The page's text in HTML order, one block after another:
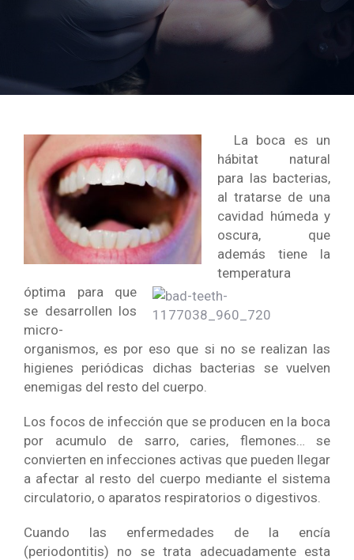
La boca es un
hábitat natural
para las bacterias,
al tratarse de una
cavidad húmeda y
oscura, que
además tiene la
temperatura
óptima para que
se desarrollen los
micro-
organismos, es por eso que si no se realizan las
higienes periódicas dichas bacterias se vuelven
enemigas del resto del cuerpo.
Los focos de infección que se producen en la boca
por acumulo de sarro, caries, flemones… se
convierten en infecciones activas que pueden llegar
a afectar al resto del cuerpo mediante el sistema
circulatorio, o aparatos respiratorios o digestivos.
Cuando las enfermedades de la encía
(periodontitis) no se trata adecuadamente esta